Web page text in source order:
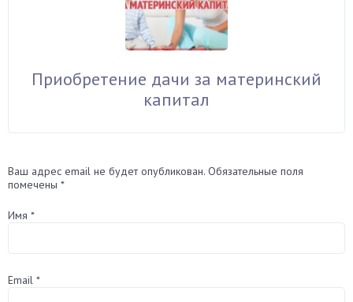
Приобретение дачи за материнский
капитал
Ваш адрес email не будет опубликован. Обязательные поля
помечены *
Имя *
Email *